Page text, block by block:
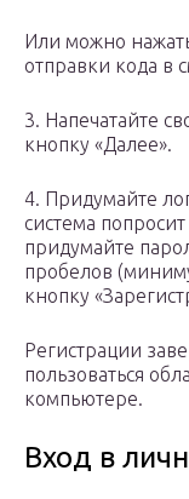
Или можно
отправки кода в
3. Напечатайте
кнопку «Далее».
4. Придумайте
система
придумайте
пробелов
кнопку
Регистрации
пользоваться
компьютере.
Вход в